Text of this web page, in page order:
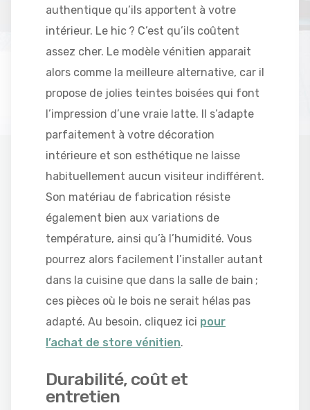
authentique qu’ils apportent à votre
intérieur. Le hic ? C’est qu’ils coûtent
assez cher. Le modèle vénitien apparait
alors comme la meilleure alternative, car il
propose de jolies teintes boisées qui font
l’impression d’une vraie latte. Il s’adapte
parfaitement à votre décoration
intérieure et son esthétique ne laisse
habituellement aucun visiteur indifférent.
Son matériau de fabrication résiste
également bien aux variations de
température, ainsi qu’à l’humidité. Vous
pourrez alors facilement l’installer autant
dans la cuisine que dans la salle de bain ;
ces pièces où le bois ne serait hélas pas
adapté. Au besoin, cliquez ici pour
l’achat de store vénitien.
Durabilité, coût et
entretien